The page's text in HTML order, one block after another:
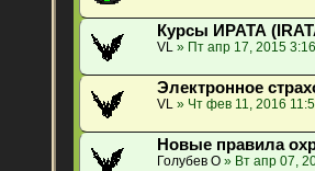
Курсы ИРАТА
VL » Пт апр 17, 2015
Электронное
VL » Чт фев 11, 2016
Новые правила
Голубев О » Вт апр 07,